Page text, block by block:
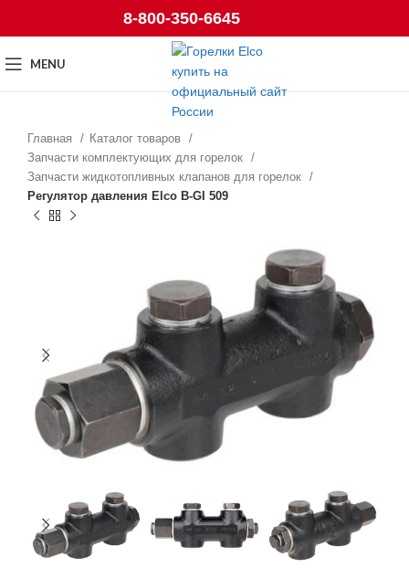
8-800-350-6645
MENU
Главная
Каталог товаров
Запчасти комплектующих для горелок
Запчасти жидкотопливных клапанов для горелок
Регулятор давления Elco B-GI 509